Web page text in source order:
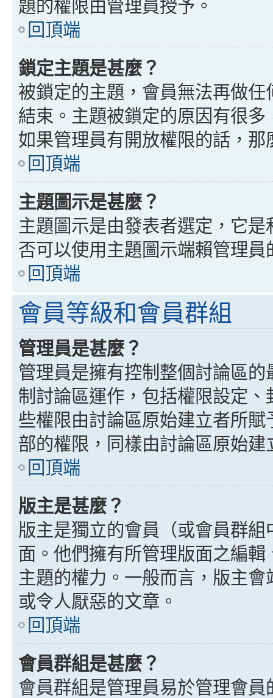
題的權限由管理員授予。
回頂端
鎖定主題是甚麼？
被鎖定的主題，會員無法再做
結束。主題被鎖定的原因有很
如果管理員有開放權限的話，
回頂端
主題圖示是甚麼？
主題圖示是由發表者選定，它
否可以使用主題圖示端賴管理員
回頂端
會員等級和會員群組
管理員是甚麼？
管理員是擁有控制整個討論區
制討論區運作，包括權限設定
些權限由討論區原始建立者所
部的權限，同樣由討論區原始建
回頂端
版主是甚麼？
版主是獨立的會員（或會員群
面。他們擁有所管理版面之編
主題的權力。一般而言，版主
或令人厭惡的文章。
回頂端
會員群組是甚麼？
會員群組是管理員易於管理會